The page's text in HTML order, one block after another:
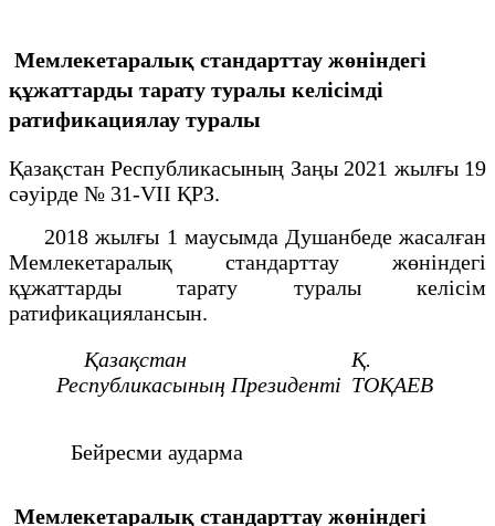
Мемлекетаралық стандарттау жөніндегі
құжаттарды тарату туралы келісімді
ратификациялау туралы
Қазақстан Республикасының Заңы 2021 жылғы 19
сәуірде № 31-VII ҚРЗ.
2018 жылғы 1 маусымда Душанбеде жасалған
Мемлекетаралық стандарттау жөніндегі
құжаттарды тарату туралы келісім
ратификациялансын.
Қазақстан
Республикасының Президенті
Қ.
ТОҚАЕВ
Бейресми аударма
Мемлекетаралық стандарттау жөніндегі